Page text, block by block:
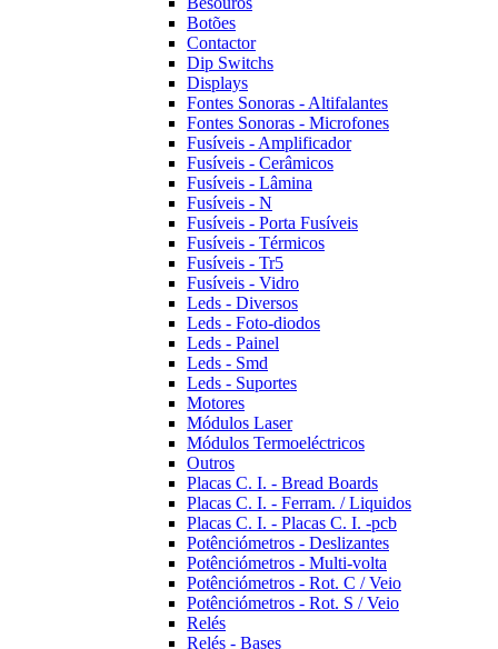
Botões
Contactor
Dip Switchs
Displays
Fontes Sonoras - Altifalantes
Fontes Sonoras - Microfones
Fusíveis - Amplificador
Fusíveis - Cerâmicos
Fusíveis - Lâmina
Fusíveis - N
Fusíveis - Porta Fusíveis
Fusíveis - Térmicos
Fusíveis - Tr5
Fusíveis - Vidro
Leds - Diversos
Leds - Foto-diodos
Leds - Painel
Leds - Smd
Leds - Suportes
Motores
Módulos Laser
Módulos Termoeléctricos
Outros
Placas C. I. - Bread Boards
Placas C. I. - Ferram. / Liquidos
Placas C. I. - Placas C. I. -pcb
Potênciómetros - Deslizantes
Potênciómetros - Multi-volta
Potênciómetros - Rot. C / Veio
Potênciómetros - Rot. S / Veio
Relés
Relés - Bases